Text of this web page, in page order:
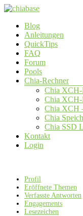
Zum
springen
chiabase
CHIA
Info-
Community
Seite
Menü
Blog
Anleitungen
QuickTips
FAQ
Forum
Pools
Chia-Rechner
Chia XCH-
Chia XCH-
Chia XCH
Chia
Chia SSD
Kontakt
Login
Profil
Eröffnete Themen
Verfasste Antworten
Engagements
Lesezeichen